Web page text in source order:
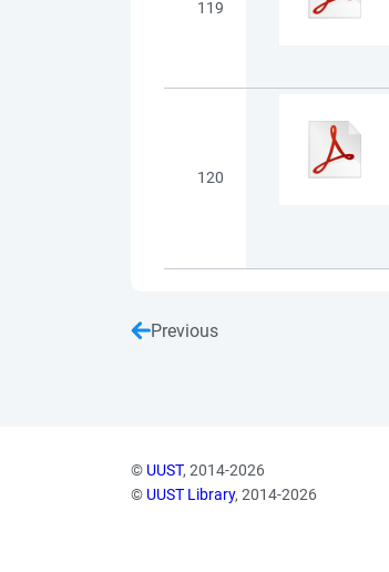
119
120
Previous
© UUST, 2014-2026
© UUST Library, 2014-2026